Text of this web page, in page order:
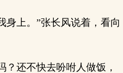
上。”张长风说着，看向
还不快去吩咐人做饭，